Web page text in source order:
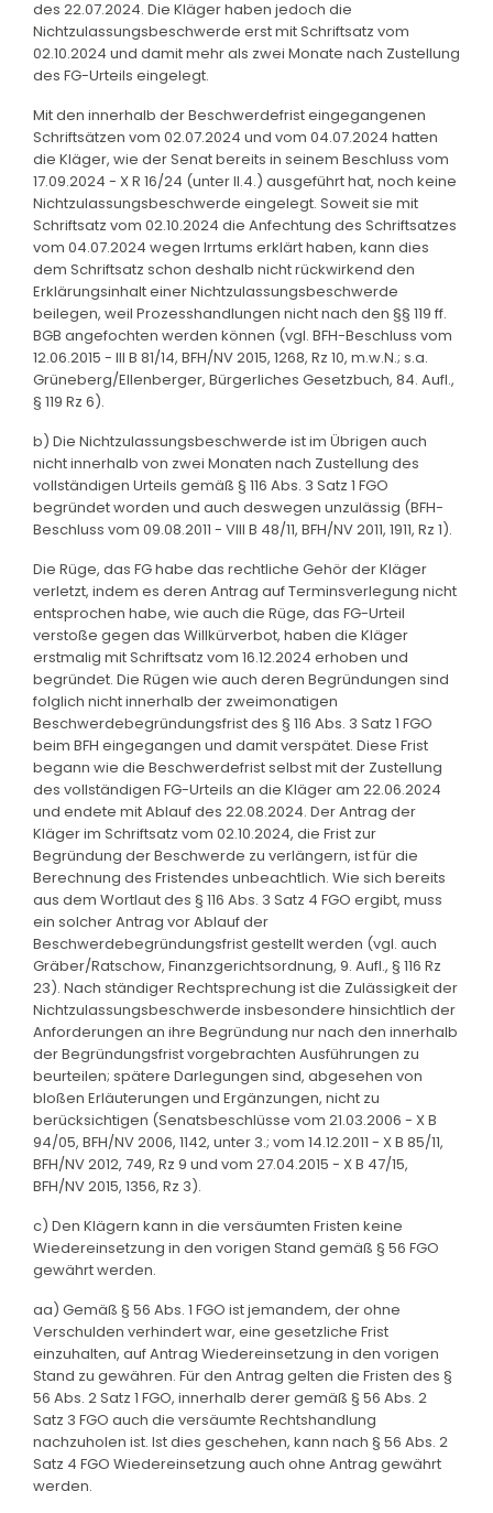
des 22.07.2024. Die Kläger haben jedoch die
Nichtzulassungsbeschwerde erst mit Schriftsatz vom
02.10.2024 und damit mehr als zwei Monate nach Zustellung
des FG-Urteils eingelegt.
Mit den innerhalb der Beschwerdefrist eingegangenen
Schriftsätzen vom 02.07.2024 und vom 04.07.2024 hatten
die Kläger, wie der Senat bereits in seinem Beschluss vom
17.09.2024 - X R 16/24 (unter II.4.) ausgeführt hat, noch keine
Nichtzulassungsbeschwerde eingelegt. Soweit sie mit
Schriftsatz vom 02.10.2024 die Anfechtung des Schriftsatzes
vom 04.07.2024 wegen Irrtums erklärt haben, kann dies
dem Schriftsatz schon deshalb nicht rückwirkend den
Erklärungsinhalt einer Nichtzulassungsbeschwerde
beilegen, weil Prozesshandlungen nicht nach den §§ 119 ff.
BGB angefochten werden können (vgl. BFH-Beschluss vom
12.06.2015 - III B 81/14, BFH/NV 2015, 1268, Rz 10, m.w.N.; s.a.
Grüneberg/Ellenberger, Bürgerliches Gesetzbuch, 84. Aufl.,
§ 119 Rz 6).
b) Die Nichtzulassungsbeschwerde ist im Übrigen auch
nicht innerhalb von zwei Monaten nach Zustellung des
vollständigen Urteils gemäß § 116 Abs. 3 Satz 1 FGO
begründet worden und auch deswegen unzulässig (BFH-
Beschluss vom 09.08.2011 - VIII B 48/11, BFH/NV 2011, 1911, Rz 1).
Die Rüge, das FG habe das rechtliche Gehör der Kläger
verletzt, indem es deren Antrag auf Terminsverlegung nicht
entsprochen habe, wie auch die Rüge, das FG-Urteil
verstoße gegen das Willkürverbot, haben die Kläger
erstmalig mit Schriftsatz vom 16.12.2024 erhoben und
begründet. Die Rügen wie auch deren Begründungen sind
folglich nicht innerhalb der zweimonatigen
Beschwerdebegründungsfrist des § 116 Abs. 3 Satz 1 FGO
beim BFH eingegangen und damit verspätet. Diese Frist
begann wie die Beschwerdefrist selbst mit der Zustellung
des vollständigen FG-Urteils an die Kläger am 22.06.2024
und endete mit Ablauf des 22.08.2024. Der Antrag der
Kläger im Schriftsatz vom 02.10.2024, die Frist zur
Begründung der Beschwerde zu verlängern, ist für die
Berechnung des Fristendes unbeachtlich. Wie sich bereits
aus dem Wortlaut des § 116 Abs. 3 Satz 4 FGO ergibt, muss
ein solcher Antrag vor Ablauf der
Beschwerdebegründungsfrist gestellt werden (vgl. auch
Gräber/Ratschow, Finanzgerichtsordnung, 9. Aufl., § 116 Rz
23). Nach ständiger Rechtsprechung ist die Zulässigkeit der
Nichtzulassungsbeschwerde insbesondere hinsichtlich der
Anforderungen an ihre Begründung nur nach den innerhalb
der Begründungsfrist vorgebrachten Ausführungen zu
beurteilen; spätere Darlegungen sind, abgesehen von
bloßen Erläuterungen und Ergänzungen, nicht zu
berücksichtigen (Senatsbeschlüsse vom 21.03.2006 - X B
94/05, BFH/NV 2006, 1142, unter 3.; vom 14.12.2011 - X B 85/11,
BFH/NV 2012, 749, Rz 9 und vom 27.04.2015 - X B 47/15,
BFH/NV 2015, 1356, Rz 3).
c) Den Klägern kann in die versäumten Fristen keine
Wiedereinsetzung in den vorigen Stand gemäß § 56 FGO
gewährt werden.
aa) Gemäß § 56 Abs. 1 FGO ist jemandem, der ohne
Verschulden verhindert war, eine gesetzliche Frist
einzuhalten, auf Antrag Wiedereinsetzung in den vorigen
Stand zu gewähren. Für den Antrag gelten die Fristen des §
56 Abs. 2 Satz 1 FGO, innerhalb derer gemäß § 56 Abs. 2
Satz 3 FGO auch die versäumte Rechtshandlung
nachzuholen ist. Ist dies geschehen, kann nach § 56 Abs. 2
Satz 4 FGO Wiedereinsetzung auch ohne Antrag gewährt
werden.